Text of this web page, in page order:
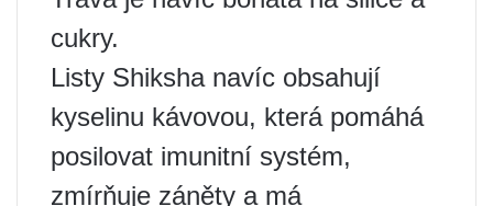
cukry.
Listy Shiksha navíc obsahují
kyselinu kávovou, která pomáhá
posilovat imunitní systém,
zmírňuje záněty a má